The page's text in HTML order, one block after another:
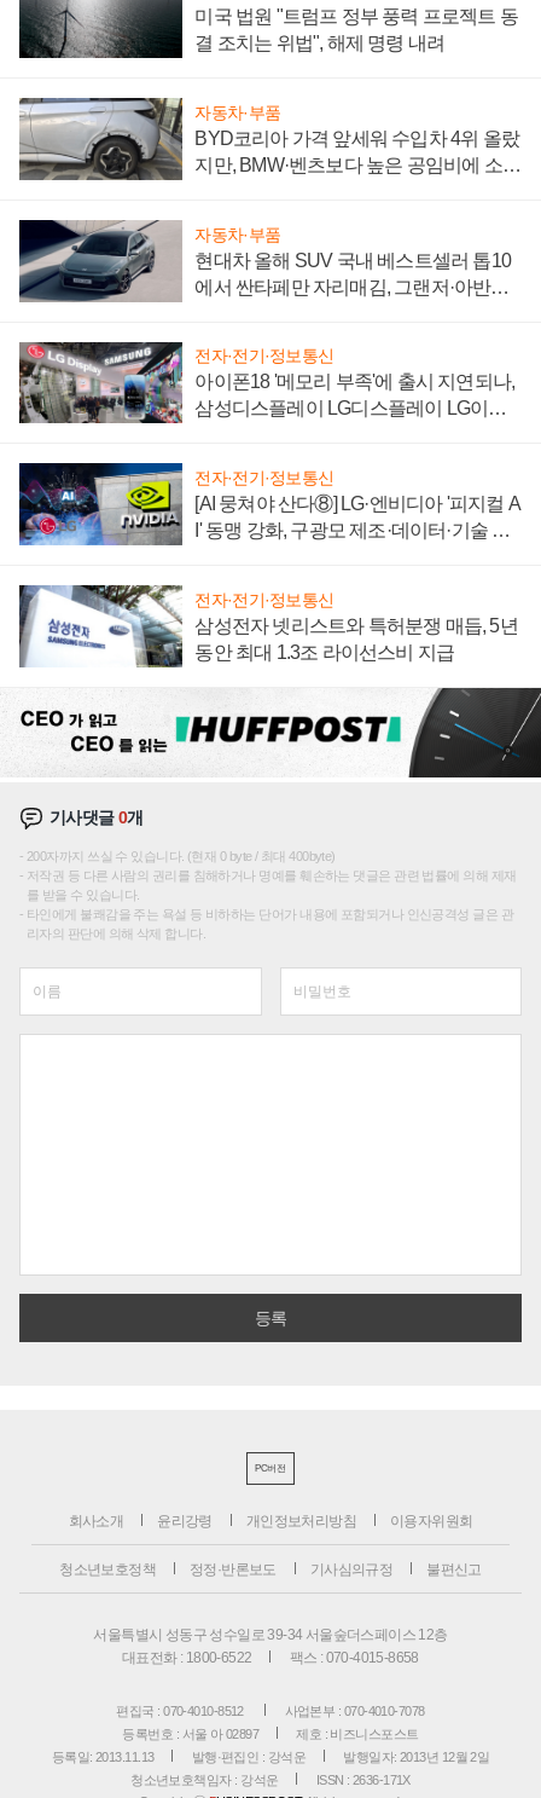
미국 법원 "트럼프 정부 풍력 프로젝트 동
결 조치는 위법", 해제 명령 내려
자동차·부품
BYD코리아 가격 앞세워 수입차 4위 올랐
지만, BMW·벤츠보다 높은 공임비에 소비
자동차·부품
현대차 올해 SUV 국내 베스트셀러 톱10
에서 싼타페만 자리매김, 그랜저·아반떼
전자·전기·정보통신
아이폰18 '메모리 부족'에 출시 지연되나,
삼성디스플레이 LG디스플레이 LG이노
전자·전기·정보통신
[AI 뭉쳐야 산다⑧] LG·엔비디아 '피지컬 A
I' 동맹 강화, 구광모 제조·데이터·기술 결
전자·전기·정보통신
삼성전자 넷리스트와 특허분쟁 매듭, 5년
동안 최대 1.3조 라이선스비 지급
기사댓글0개
200자까지 쓰실 수 있습니다. (현재 0 byte / 최대 400byte)
저작권 등 다른 사람의 권리를 침해하거나 명예를 훼손하는 댓글은 관련 법률에 의해 제재
를 받을 수 있습니다.
타인에게 불쾌감을 주는 욕설 등 비하하는 단어가 내용에 포함되거나 인신공격성 글은 관
리자의 판단에 의해 삭제 합니다.
PC버전
회사소개 윤리강령 개인정보처리방침 이용자위원회
청소년보호정책 정정·반론보도 기사심의규정 불편신고
서울특별시 성동구 성수일로 39-34 서울숲더스페이스 12층
대표전화 : 1800-6522
팩스 : 070-4015-8658
편집국 : 070-4010-8512
사업본부 : 070-4010-7078
등록번호 : 서울 아 02897
제호 : 비즈니스포스트
등록일: 2013.11.13
발행·편집인 : 강석운
발행일자: 2013년 12월 2일
청소년보호책임자 : 강석운
ISSN : 2636-171X